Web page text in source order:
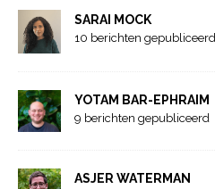
SARAI MOCK
10 berichten gepubliceerd
YOTAM BAR-EPHRAIM
9 berichten gepubliceerd
ASJER WATERMAN